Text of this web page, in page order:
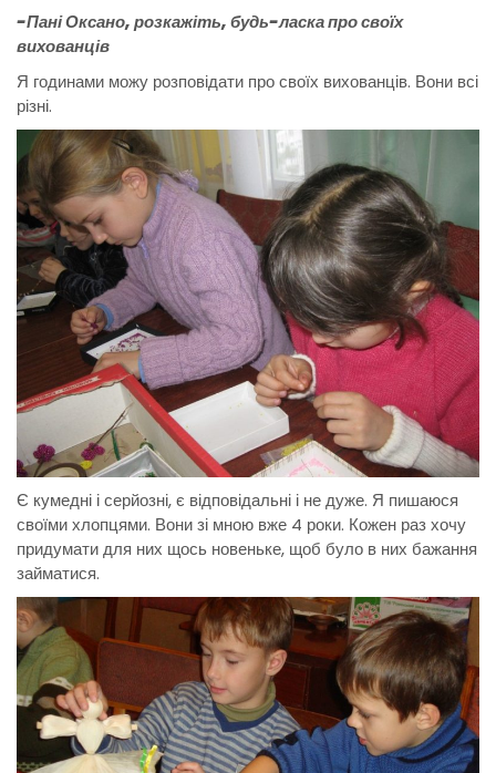
-Пані Оксано, розкажіть, будь-ласка про своїх
вихованців
Я годинами можу розповідати про своїх вихованців. Вони всі
різні.
Є кумедні і серйозні, є відповідальні і не дуже. Я пишаюся
своїми хлопцями. Вони зі мною вже 4 роки. Кожен раз хочу
придумати для них щось новеньке, щоб було в них бажання
займатися.